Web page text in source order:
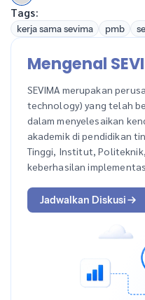
Tags:
kerja sama sevima pmb
Mengenal
SEVIMA merupakan
technology) yang telah
dalam menyelesaikan
akademik di pendidikan
Tinggi, Institut,
keberhasilan
Jadwalkan Diskusi